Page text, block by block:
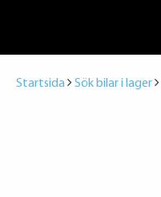
Startsida Sök bilar i lager